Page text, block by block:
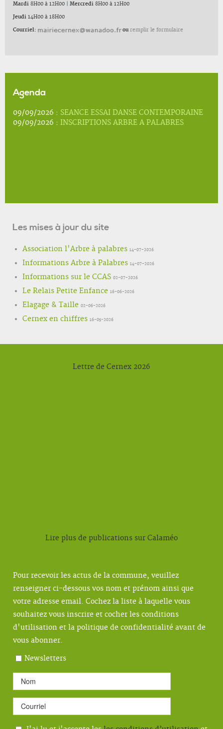
Mardi 8H00 à 12H00 Mercredi 8H00 à 12H00
Jeudi 14H00 à 18H00
Courriel: ou remplir le formulaire
Agenda
09/09/2026 : SEANCE ESSAI DANSE CONTEMPORAINE
09/09/2026 : INSCRIPTIONS ARBRE A PALABRES
Les mises à jour du site
Association l'Arbre à palabres 14-07-2026
Informations Arbre à Palabres 14-07-2026
Informations sur le CCAS 02-07-2026
Le Relais Petite Enfance 16-06-2026
Elagage & Taille 02-06-2026
Cernex en chiffres 16-05-2026
Lettre de Cernex 2026
Lire plus de publications sur Calaméo
Pour recevoir les actus de la commune, veuillez
renseigner ci-dessous vos nom et prénom ainsi que
votre adresse email. Cochez la liste à laquelle vous
souhaitez vous inscrire et cocher les conditions
d'utilisation et la politique de confidentialité avant de
vous abonner.
Newsletters